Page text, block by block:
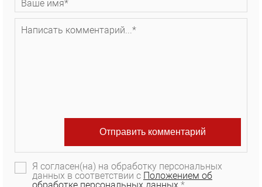
Я согласен(на) на обработку персональных
данных в соответствии с Положением об